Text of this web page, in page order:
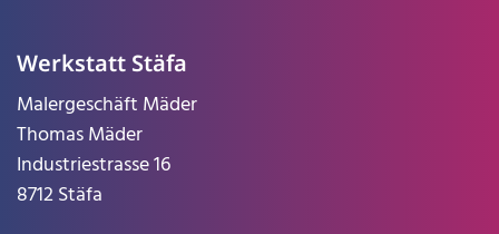
Werkstatt Stäfa
Malergeschäft Mäder
Thomas Mäder
Industriestrasse 16
8712 Stäfa